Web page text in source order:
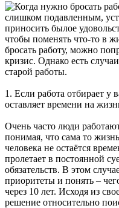
слишком подавленным,
приносить былое
чтобы поменять что-то в
бросать работу, можно
кризис. Однако есть
старой работы.
1. Если работа отбирает у
оставляет времени на
Очень часто люди
понимая, что сама то
человека не остаётся
пролетает в постоянной
обязательств. В этом
приоритеты и понять –
через 10 лет. Исходя из
решение относительно